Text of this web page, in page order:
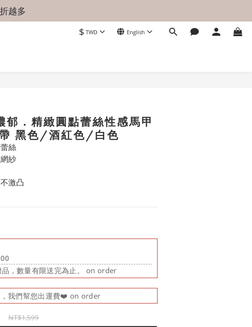
越多
$ TWD English
郁．精緻圓點蕾絲性感馬甲
黑色/酒紅色/白色
絲
紗
激凸
，數量有限送完為止。 on order
我們幫您出運費❤️ on order
NT$1,599